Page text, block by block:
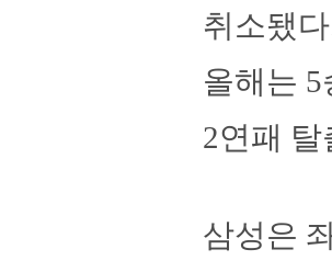
취소됐
올해는
2연패
삼성은